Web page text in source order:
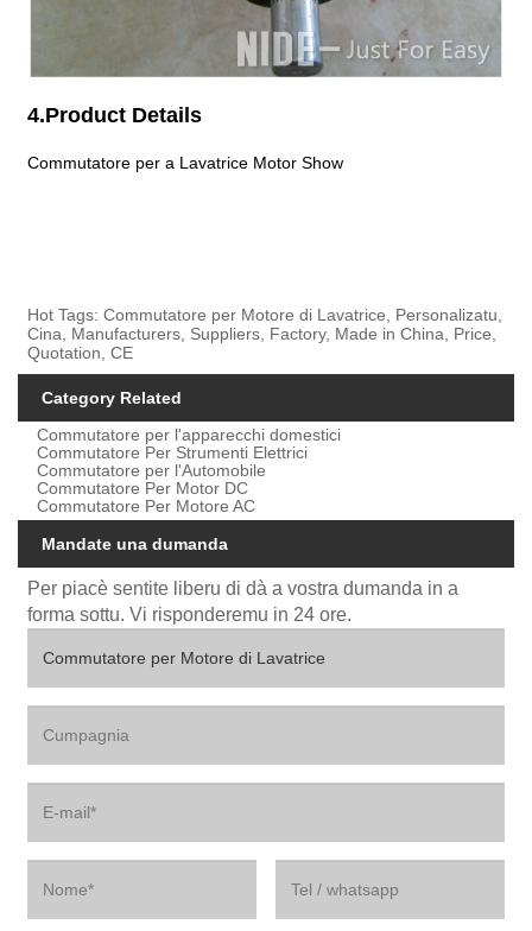
4.Product Details
Commutatore per a Lavatrice Motor Show
Hot Tags: Commutatore per Motore di Lavatrice, Personalizatu,
Cina, Manufacturers, Suppliers, Factory, Made in China, Price,
Quotation, CE
Category Related
Commutatore per l'apparecchi domestici
Commutatore Per Strumenti Elettrici
Commutatore per l'Automobile
Commutatore Per Motor DC
Commutatore Per Motore AC
Mandate una dumanda
Per piacè sentite liberu di dà a vostra dumanda in a
forma sottu. Vi risponderemu in 24 ore.